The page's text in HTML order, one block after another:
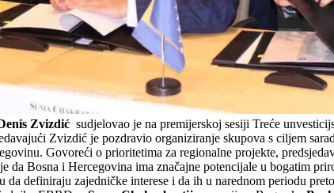
Zvizdić sudjelovao je na premijerskoj sesiji Treće
Zvizdić je pozdravio organiziranje skupova s ciljem
Govoreći o prioritetima za regionalne projekte,
da Bosna i Hercegovina ima značajne potencijale u bogatim
da definiraju zajedničke interese i da ih u narednom periodu